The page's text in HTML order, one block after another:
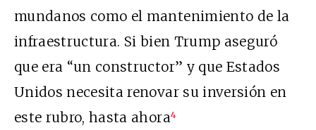
mundanos como el mantenimiento de la
infraestructura. Si bien Trump aseguró
que era “un constructor” y que Estados
Unidos necesita renovar su inversión en
este rubro, hasta ahora4